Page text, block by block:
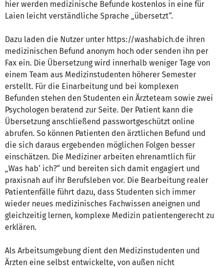
hier werden medizinische Befunde kostenlos in eine für
Laien leicht verständliche Sprache „übersetzt“.
Dazu laden die Nutzer unter https://washabich.de ihren
medizinischen Befund anonym hoch oder senden ihn per
Fax ein. Die Übersetzung wird innerhalb weniger Tage von
einem Team aus Medizinstudenten höherer Semester
erstellt. Für die Einarbeitung und bei komplexen
Befunden stehen den Studenten ein Ärzteteam sowie zwei
Psychologen beratend zur Seite. Der Patient kann die
Übersetzung anschließend passwortgeschützt online
abrufen. So können Patienten den ärztlichen Befund und
die sich daraus ergebenden möglichen Folgen besser
einschätzen. Die Mediziner arbeiten ehrenamtlich für
„Was hab‘ ich?“ und bereiten sich damit engagiert und
praxisnah auf ihr Berufsleben vor. Die Bearbeitung realer
Patientenfälle führt dazu, dass Studenten sich immer
wieder neues medizinisches Fachwissen aneignen und
gleichzeitig lernen, komplexe Medizin patientengerecht zu
erklären.
Als Arbeitsumgebung dient den Medizinstudenten und
Ärzten eine selbst entwickelte, von außen nicht